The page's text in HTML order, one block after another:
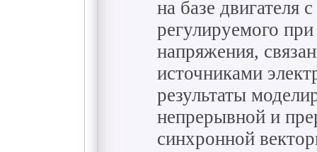
на базе двигателя
регулируемого
напряжения,
источниками
результаты
непрерывной и
синхронной